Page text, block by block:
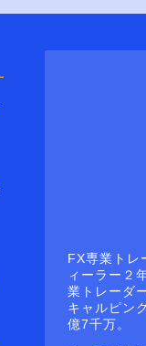
FX専業トレ
ィーラー２
業トレーダ
キャルピン
億7千万。